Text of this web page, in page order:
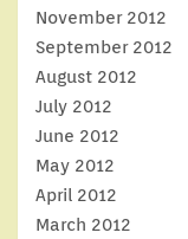
November 2012
September 2012
August 2012
July 2012
June 2012
May 2012
April 2012
March 2012